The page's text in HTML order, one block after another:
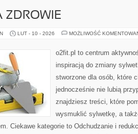
ZDROWIE
LUT - 10 - 2026 MOŻLIWOŚĆ
o2fit.pl to centrum
inspiracją do zmiany
stworzone dla osób, które
jednocześnie nie lubią
znajdziesz treści, które
wysmuklić sylwetkę, a
Ciekawe kategorie to Odchudzanie i